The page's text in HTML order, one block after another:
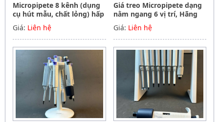
Micropipete 8 kênh (dụng
cụ hút mẫu, chất lỏng) hấp
tiệt trùng 0.5-10ul, Hãng
Phoenix instrument
Germany
Giá: Liên hệ
Giá treo Micropipete dạng
nằm ngang 6 vị trí, Hãng
Phoenix instrument
Germany
Giá: Liên hệ